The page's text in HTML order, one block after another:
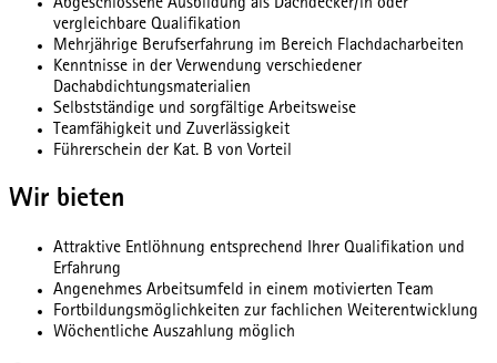
Abgeschlossene Ausbildung als Dachdecker/in oder
vergleichbare Qualifikation
Mehrjährige Berufserfahrung im Bereich Flachdacharbeiten
Kenntnisse in der Verwendung verschiedener
Dachabdichtungsmaterialien
Selbstständige und sorgfältige Arbeitsweise
Teamfähigkeit und Zuverlässigkeit
Führerschein der Kat. B von Vorteil
Wir bieten
Attraktive Entlöhnung entsprechend Ihrer Qualifikation und
Erfahrung
Angenehmes Arbeitsumfeld in einem motivierten Team
Fortbildungsmöglichkeiten zur fachlichen Weiterentwicklung
Wöchentliche Auszahlung möglich